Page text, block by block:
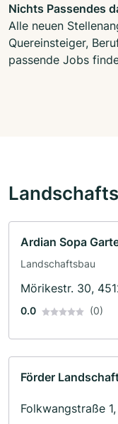
Nichts Passendes
Alle neuen
Quereinsteiger,
passende Jobs
Ardian Sopa
Landschaftsbau
Mörikestr. 30,
0.0 (0)
Förder
Folkwangstraße